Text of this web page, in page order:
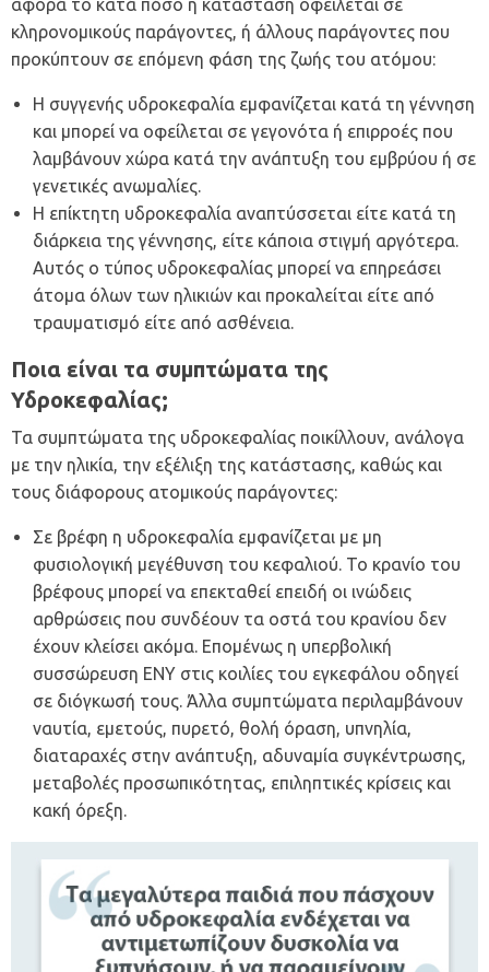
κληρονομικούς παράγοντες, ή άλλους παράγοντες που
προκύπτουν σε επόμενη φάση της ζωής του ατόμου:
Η συγγενής υδροκεφαλία εμφανίζεται κατά τη γέννηση
και μπορεί να οφείλεται σε γεγονότα ή επιρροές που
λαμβάνουν χώρα κατά την ανάπτυξη του εμβρύου ή σε
γενετικές ανωμαλίες.
Η επίκτητη υδροκεφαλία αναπτύσσεται είτε κατά τη
διάρκεια της γέννησης, είτε κάποια στιγμή αργότερα.
Αυτός ο τύπος υδροκεφαλίας μπορεί να επηρεάσει
άτομα όλων των ηλικιών και προκαλείται είτε από
τραυματισμό είτε από ασθένεια.
Ποια είναι τα συμπτώματα της
Υδροκεφαλίας;
Τα συμπτώματα της υδροκεφαλίας ποικίλλουν, ανάλογα
με την ηλικία, την εξέλιξη της κατάστασης, καθώς και
τους διάφορους ατομικούς παράγοντες:
Σε βρέφη η υδροκεφαλία εμφανίζεται με μη
φυσιολογική μεγέθυνση του κεφαλιού. Το κρανίο του
βρέφους μπορεί να επεκταθεί επειδή οι ινώδεις
αρθρώσεις που συνδέουν τα οστά του κρανίου δεν
έχουν κλείσει ακόμα. Επομένως η υπερβολική
συσσώρευση ΕΝΥ στις κοιλίες του εγκεφάλου οδηγεί
σε διόγκωσή τους. Άλλα συμπτώματα περιλαμβάνουν
ναυτία, εμετούς, πυρετό, θολή όραση, υπνηλία,
διαταραχές στην ανάπτυξη, αδυναμία συγκέντρωσης,
μεταβολές προσωπικότητας, επιληπτικές κρίσεις και
κακή όρεξη.